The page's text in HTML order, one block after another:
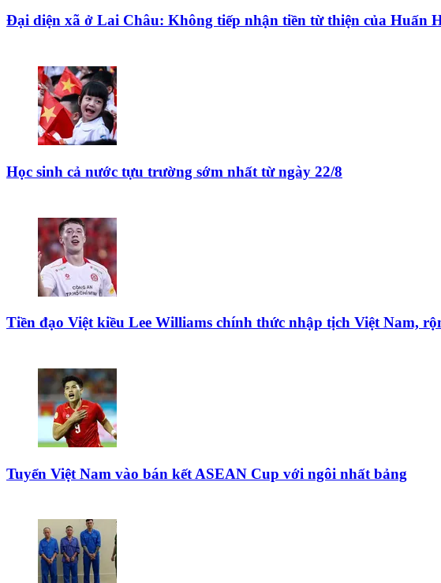
Đại diện xã ở Lai Châu: Không tiếp nhận tiền từ thiện của Huấn
Học sinh cả nước tựu trường sớm nhất từ ngày 22/8
Tiền đạo Việt kiều Lee Williams chính thức nhập tịch Việt Nam,
Tuyển Việt Nam vào bán kết ASEAN Cup với ngôi nhất bảng